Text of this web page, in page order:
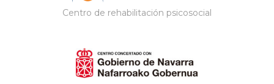
Centro de rehabilitación psicosocial